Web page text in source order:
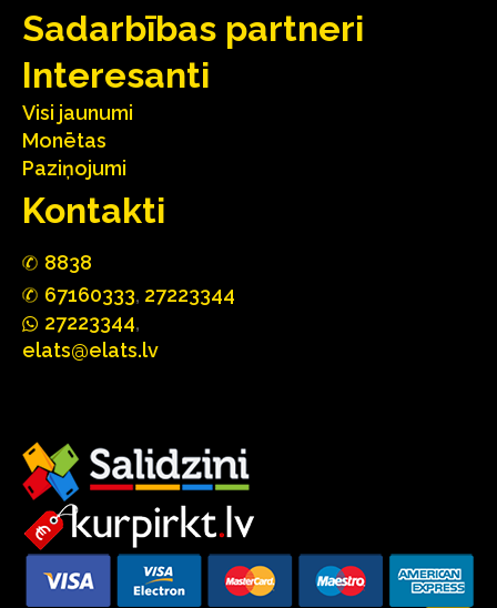
Sadarbības partneri
Interesanti
Visi jaunumi
Monētas
Paziņojumi
Kontakti
8838
67160333, 27223344
27223344,
elats@elats.lv